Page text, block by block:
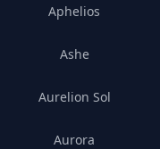
Aphelios
Ashe
Aurelion Sol
Aurora